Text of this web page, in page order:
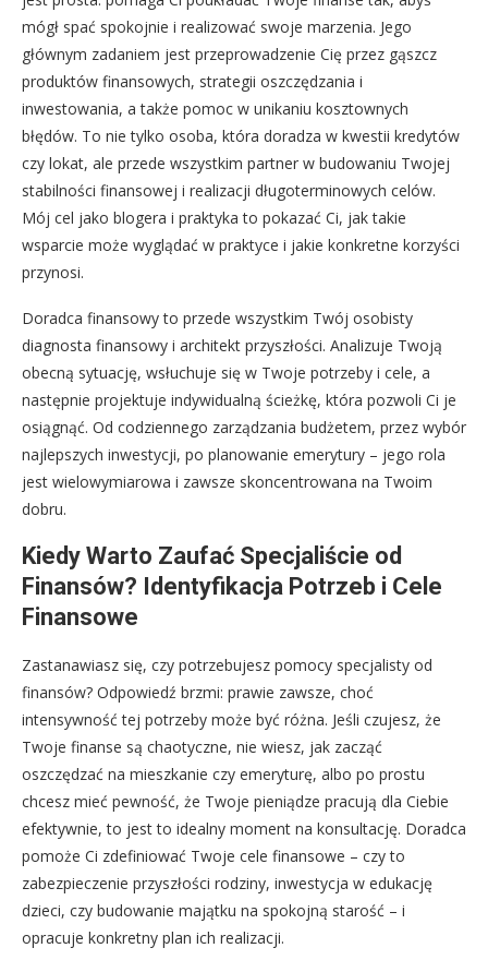
mógł spać spokojnie i realizować swoje marzenia. Jego
głównym zadaniem jest przeprowadzenie Cię przez gąszcz
produktów finansowych, strategii oszczędzania i
inwestowania, a także pomoc w unikaniu kosztownych
błędów. To nie tylko osoba, która doradza w kwestii kredytów
czy lokat, ale przede wszystkim partner w budowaniu Twojej
stabilności finansowej i realizacji długoterminowych celów.
Mój cel jako blogera i praktyka to pokazać Ci, jak takie
wsparcie może wyglądać w praktyce i jakie konkretne korzyści
przynosi.
Doradca finansowy to przede wszystkim Twój osobisty
diagnosta finansowy i architekt przyszłości. Analizuje Twoją
obecną sytuację, wsłuchuje się w Twoje potrzeby i cele, a
następnie projektuje indywidualną ścieżkę, która pozwoli Ci je
osiągnąć. Od codziennego zarządzania budżetem, przez wybór
najlepszych inwestycji, po planowanie emerytury – jego rola
jest wielowymiarowa i zawsze skoncentrowana na Twoim
dobru.
Kiedy Warto Zaufać Specjaliście od
Finansów? Identyfikacja Potrzeb i Cele
Finansowe
Zastanawiasz się, czy potrzebujesz pomocy specjalisty od
finansów? Odpowiedź brzmi: prawie zawsze, choć
intensywność tej potrzeby może być różna. Jeśli czujesz, że
Twoje finanse są chaotyczne, nie wiesz, jak zacząć
oszczędzać na mieszkanie czy emeryturę, albo po prostu
chcesz mieć pewność, że Twoje pieniądze pracują dla Ciebie
efektywnie, to jest to idealny moment na konsultację. Doradca
pomoże Ci zdefiniować Twoje cele finansowe – czy to
zabezpieczenie przyszłości rodziny, inwestycja w edukację
dzieci, czy budowanie majątku na spokojną starość – i
opracuje konkretny plan ich realizacji.